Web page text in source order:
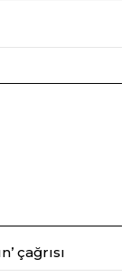
çağrısı